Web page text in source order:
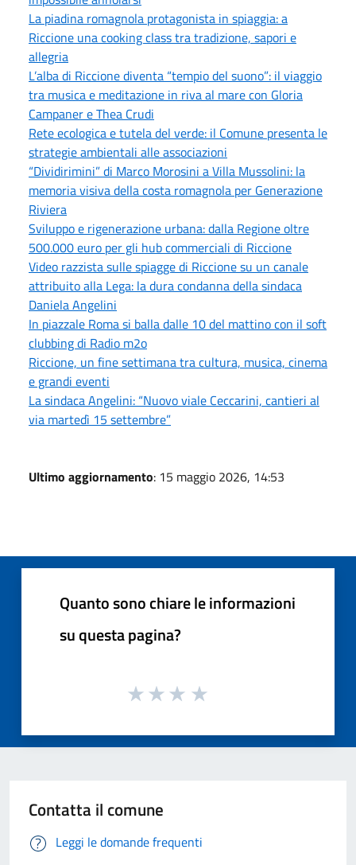
La piadina romagnola protagonista in spiaggia: a
Riccione una cooking class tra tradizione, sapori e
allegria
L’alba di Riccione diventa “tempio del suono”: il viaggio
tra musica e meditazione in riva al mare con Gloria
Campaner e Thea Crudi
Rete ecologica e tutela del verde: il Comune presenta le
strategie ambientali alle associazioni
“Dividirimini” di Marco Morosini a Villa Mussolini: la
memoria visiva della costa romagnola per Generazione
Riviera
Sviluppo e rigenerazione urbana: dalla Regione oltre
500.000 euro per gli hub commerciali di Riccione
Video razzista sulle spiagge di Riccione su un canale
attribuito alla Lega: la dura condanna della sindaca
Daniela Angelini
In piazzale Roma si balla dalle 10 del mattino con il soft
clubbing di Radio m2o
Riccione, un fine settimana tra cultura, musica, cinema
e grandi eventi
La sindaca Angelini: “Nuovo viale Ceccarini, cantieri al
via martedì 15 settembre”
Ultimo aggiornamento: 15 maggio 2026, 14:53
Quanto sono chiare le informazioni
su questa pagina?
Contatta il comune
Leggi le domande frequenti